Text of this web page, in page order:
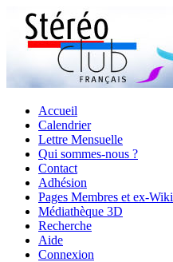
Accueil
Calendrier
Lettre Mensuelle
Qui sommes-nous ?
Contact
Adhésion
Pages Membres et ex-Wiki
Médiathèque 3D
Recherche
Aide
Connexion